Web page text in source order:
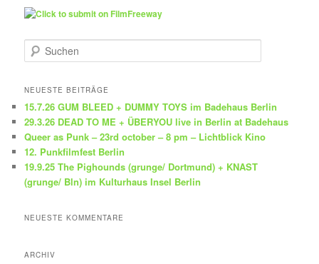
u
h
n
NEUESTE BEITRÄGE
15.7.26 GUM BLEED + DUMMY TOYS im Badehaus Berlin
29.3.26 DEAD TO ME + ÜBERYOU live in Berlin at Badehaus
Queer as Punk – 23rd october – 8 pm – Lichtblick Kino
12. Punkfilmfest Berlin
19.9.25 The Pighounds (grunge/ Dortmund) + KNAST
(grunge/ Bln) im Kulturhaus Insel Berlin
NEUESTE KOMMENTARE
ARCHIV